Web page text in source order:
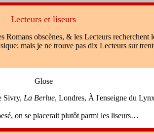
Lecteurs et liseurs
Romans obscènes, & les Lecteurs recherchent
mais je ne trouve pas dix Lecteurs sur
Glose
Sivry, La Berlue, Londres, À l'enseigne du
on se placerait plutôt parmi les liseurs…